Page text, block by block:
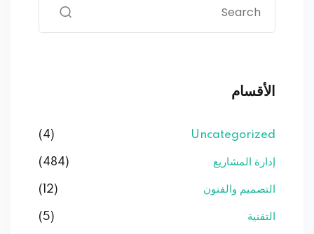
الأقسام
Uncategorized
(4)
إدارة المشاريع (484)
التصميم والفنون (12)
التقنية (5)